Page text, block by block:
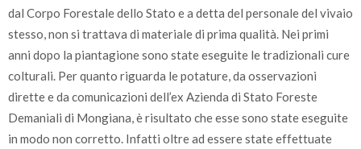
dal Corpo Forestale dello Stato e a detta del personale del vivaio
stesso, non si trattava di materiale di prima qualità. Nei primi
anni dopo la piantagione sono state eseguite le tradizionali cure
colturali. Per quanto riguarda le potature, da osservazioni
dirette e da comunicazioni dell’ex Azienda di Stato Foreste
Demaniali di Mongiana, è risultato che esse sono state eseguite
in modo non corretto. Infatti oltre ad essere state effettuate